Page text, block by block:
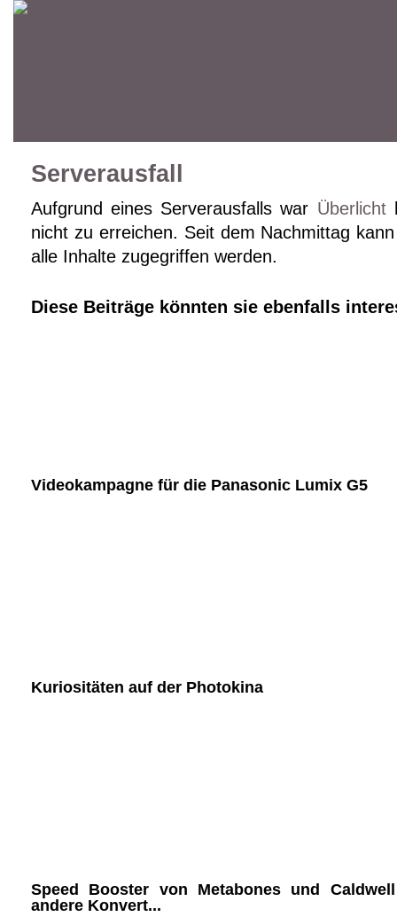
Serverausfall
Aufgrund eines Serverausfalls war Überlicht
nicht zu erreichen. Seit dem Nachmittag
alle Inhalte zugegriffen werden.
Diese Beiträge könnten sie ebenfalls
Videokampagne für die Panasonic Lumix G5
Kuriositäten auf der Photokina
Speed Booster von Metabones und
andere Konvert...